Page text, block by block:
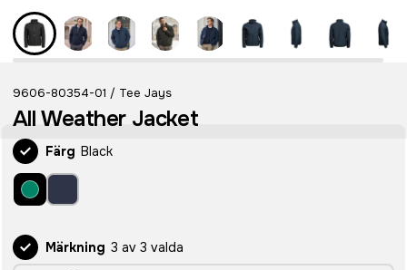
9606-80354-01 / Tee Jays
All Weather Jacket
Färg Black
Märkning 3 av 3 valda